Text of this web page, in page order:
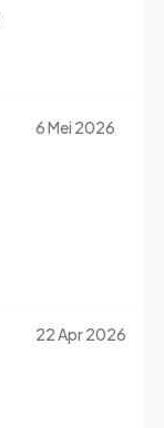
6 Mei 2026
22 Apr 2026